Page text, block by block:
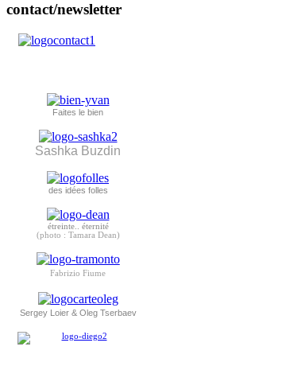
contact/newsletter
Faites le bien
Sashka Buzdin
des idées folles
étreinte.. éternité
(photo : Tamara Dean)
Fabrizio Fiume
Sergey Loier & Oleg Tserbaev